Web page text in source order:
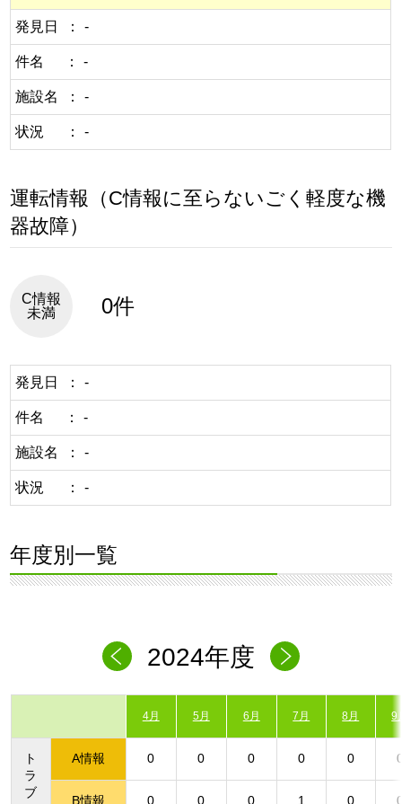
発見日 -
件名 -
施設名 -
状況 -
運転情報（C情報に至らないごく軽度な機
器故障）
C情報
未満
0件
発見日 -
件名 -
施設名 -
状況 -
年度別一覧
2024年度
4月 5月 6月 7月 8月 9
ト
ラ
ブ
A情報 0 0 0 0 0
B情報 0 0 0 1 0